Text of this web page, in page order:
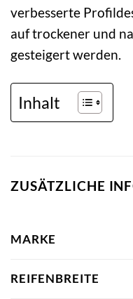
verbesserte
auf trockener und
gesteigert werden.
Inhalt
ZUSÄTZLICHE
MARKE
REIFENBREITE